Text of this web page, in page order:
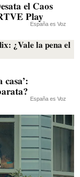
el Caos
Play
España es Voz
España es Voz